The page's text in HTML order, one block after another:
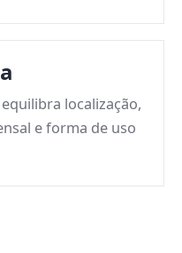
localização,
e forma de uso